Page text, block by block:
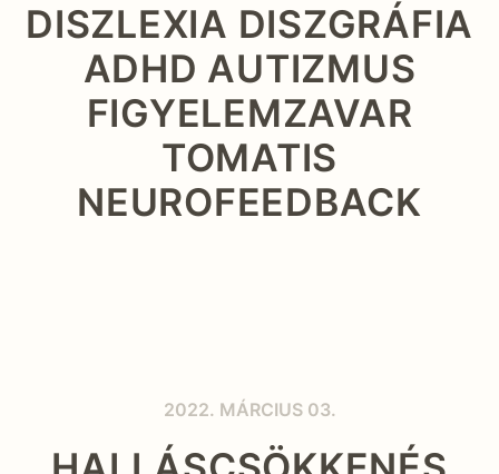
DISZLEXIA DISZGRÁFIA
ADHD AUTIZMUS
FIGYELEMZAVAR
TOMATIS
NEUROFEEDBACK
2022. MÁRCIUS 03.